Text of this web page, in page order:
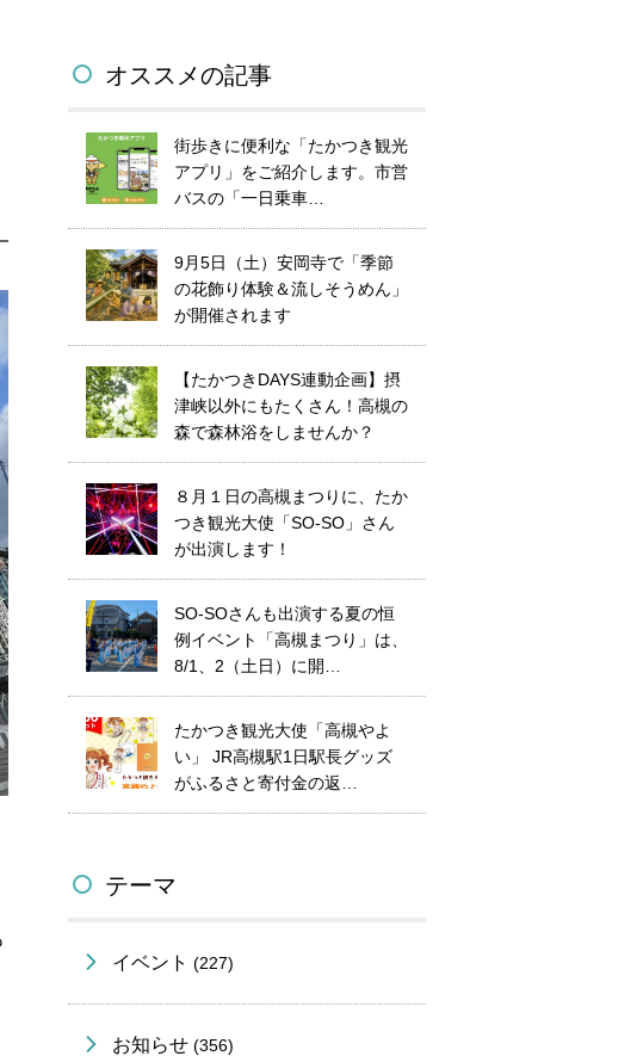
オススメの記事
街歩きに便利な「たかつき観光
アプリ」をご紹介します。市営
バスの「一日乗車…
9月5日（土）安岡寺で「季節
の花飾り体験＆流しそうめん」
が開催されます
【たかつきDAYS連動企画】摂
津峡以外にもたくさん！高槻の
森で森林浴をしませんか？
８月１日の高槻まつりに、たか
つき観光大使「SO-SO」さん
が出演します！
SO-SOさんも出演する夏の恒
例イベント「高槻まつり」は、
8/1、2（土日）に開…
たかつき観光大使「高槻やよ
い」 JR高槻駅1日駅長グッズ
がふるさと寄付金の返…
テーマ
イベント (227)
お知らせ (356)